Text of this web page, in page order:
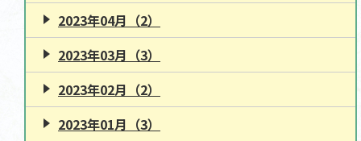
2023年04月（2）
2023年03月（3）
2023年02月（2）
2023年01月（3）